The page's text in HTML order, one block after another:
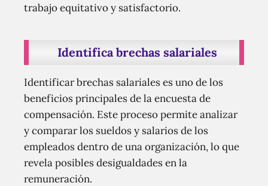
trabajo equitativo y satisfactorio.
Identifica brechas salariales
Identificar brechas salariales es uno de los
beneficios principales de la encuesta de
compensación. Este proceso permite analizar
y comparar los sueldos y salarios de los
empleados dentro de una organización, lo que
revela posibles desigualdades en la
remuneración.